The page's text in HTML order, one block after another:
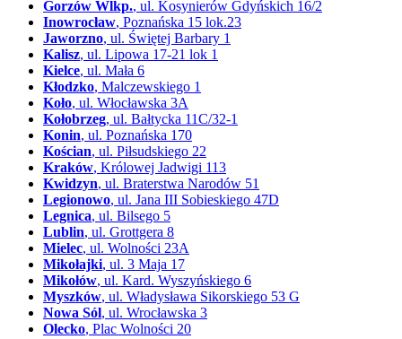
Gorzów Wlkp., ul. Kosynierów Gdyńskich 16/2
Inowrocław, Poznańska 15 lok.23
Jaworzno, ul. Świętej Barbary 1
Kalisz, ul. Lipowa 17-21 lok 1
Kielce, ul. Mała 6
Kłodzko, Malczewskiego 1
Koło, ul. Włocławska 3A
Kołobrzeg, ul. Bałtycka 11C/32-1
Konin, ul. Poznańska 170
Kościan, ul. Piłsudskiego 22
Kraków, Królowej Jadwigi 113
Kwidzyn, ul. Braterstwa Narodów 51
Legionowo, ul. Jana III Sobieskiego 47D
Legnica, ul. Bilsego 5
Lublin, ul. Grottgera 8
Mielec, ul. Wolności 23A
Mikołajki, ul. 3 Maja 17
Mikołów, ul. Kard. Wyszyńskiego 6
Myszków, ul. Władysława Sikorskiego 53 G
Nowa Sól, ul. Wrocławska 3
Olecko, Plac Wolności 20